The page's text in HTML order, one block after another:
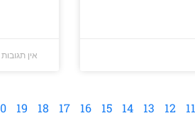
אין תגובות
11
12
13
14
15
16
17
18
19